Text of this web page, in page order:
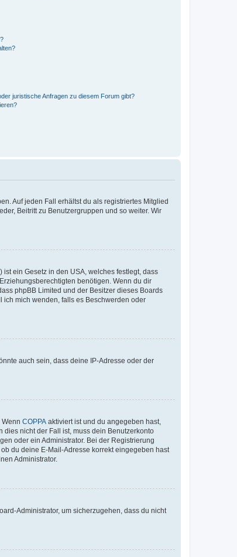
juristische Anfragen zu diesem Forum gibt?
Auf jeden Fall erhältst du als registriertes Mitglied
Beitritt zu Benutzergruppen und so weiter. Wir
ein Gesetz in den USA, welches festlegt, dass
benötigen. Wenn du dir
phpBB Limited und der Besitzer dieses Boards
ich mich wenden, falls es Beschwerden oder
auch sein, dass deine IP-Adresse oder der
COPPA aktiviert ist und du angegeben hast,
nicht der Fall ist, muss dein Benutzerkonto
oder ein Administrator. Bei der Registrierung
du deine E-Mail-Adresse korrekt eingegeben hast
Administrator.
Administrator, um sicherzugehen, dass du nicht